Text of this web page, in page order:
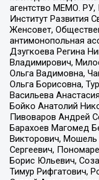
агентство МЕМО. РУ,
Институт Развития
Женсовет,
антимонопольная
Дзугкоева Регина
Владимирович,
Ольга Вадимовна,
Ольга Борисовна,
Васильева
Бойко Анатолий
Пивоваров Андрей
Барахоев Магомед
Викторович,
Сергеевич,
Борис Юльевич,
Тимур Рифгатович,